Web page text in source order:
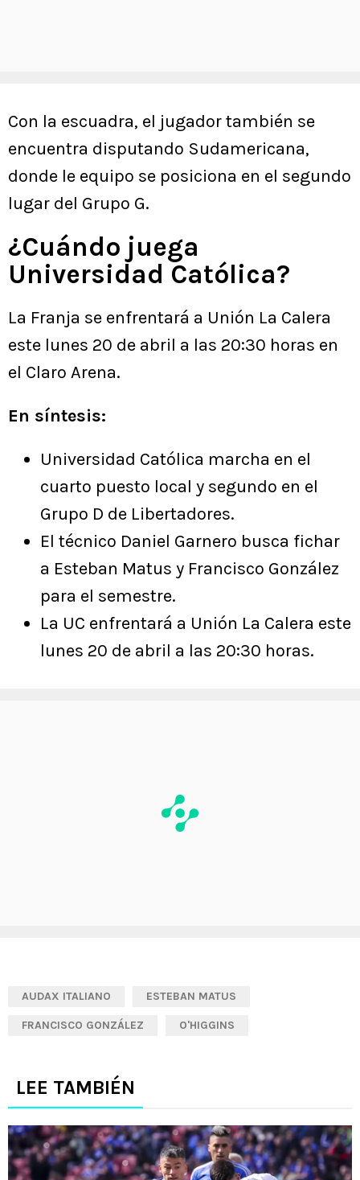
Con la escuadra, el jugador también se
encuentra disputando Sudamericana,
donde le equipo se posiciona en el segundo
lugar del Grupo G.
¿Cuándo juega
Universidad Católica?
La Franja se enfrentará a Unión La Calera
este lunes 20 de abril a las 20:30 horas en
el Claro Arena.
En síntesis:
Universidad Católica marcha en el
cuarto puesto local y segundo en el
Grupo D de Libertadores.
El técnico Daniel Garnero busca fichar
a Esteban Matus y Francisco González
para el semestre.
La UC enfrentará a Unión La Calera este
lunes 20 de abril a las 20:30 horas.
AUDAX ITALIANO ESTEBAN MATUS
FRANCISCO GONZÁLEZ O'HIGGINS
LEE TAMBIÉN